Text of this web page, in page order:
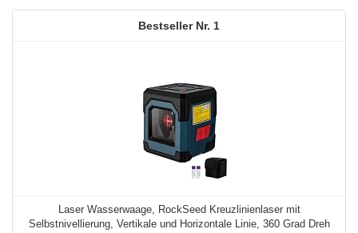
1
Laser Wasserwaage, RockSeed Kreuzlinienlaser mit
Selbstnivellierung, Vertikale und Horizontale Linie, 360 Grad Dreh